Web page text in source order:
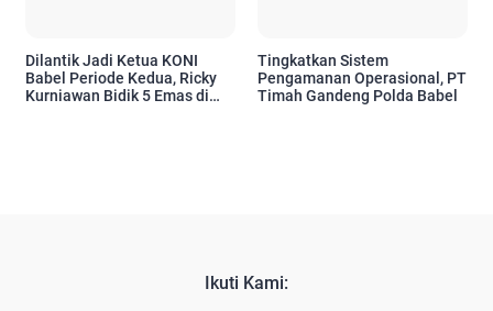
Dilantik Jadi Ketua KONI
Babel Periode Kedua, Ricky
Kurniawan Bidik 5 Emas di
Tingkatkan Sistem
Pengamanan Operasional, PT
Timah Gandeng Polda Babel
Ikuti Kami: